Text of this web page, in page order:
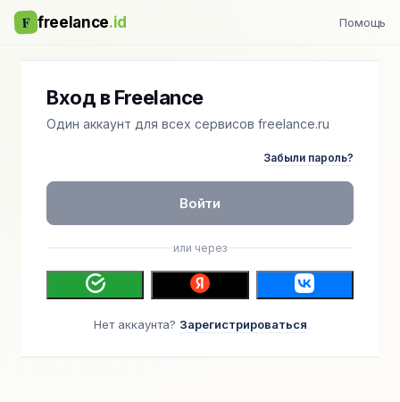
F freelance.id Помощь
Вход в Freelance
Один аккаунт для всех сервисов freelance.ru
Забыли пароль?
Войти
или через
Нет аккаунта? Зарегистрироваться